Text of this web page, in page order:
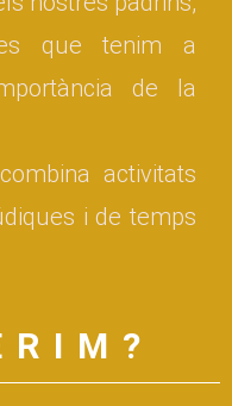
que tenim a
de la
activitats
i de temps